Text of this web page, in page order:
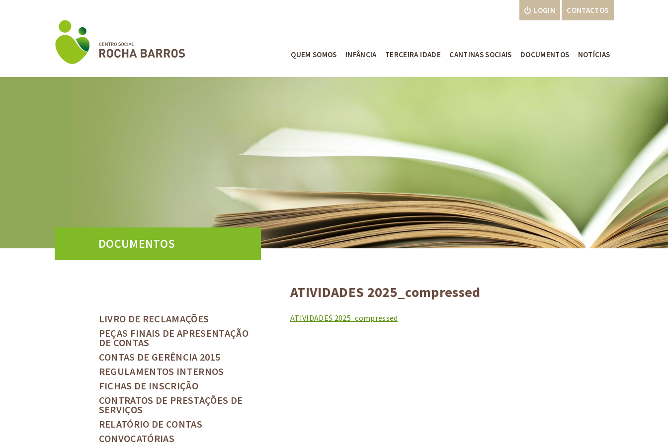
QUEM SOMOS INFÂNCIA TERCEIRA IDADE CANTINAS SOCIAIS DOCUMENTOS NOTÍCIAS
LOGIN CONTACTOS
DOCUMENTOS
LIVRO DE RECLAMAÇÕES
PEÇAS FINAIS DE APRESENTAÇÃO
DE CONTAS
CONTAS DE GERÊNCIA 2015
REGULAMENTOS INTERNOS
FICHAS DE INSCRIÇÃO
CONTRATOS DE PRESTAÇÕES DE
SERVIÇOS
RELATÓRIO DE CONTAS
CONVOCATÓRIAS
ATIVIDADES 2025_compressed
ATIVIDADES 2025_compressed